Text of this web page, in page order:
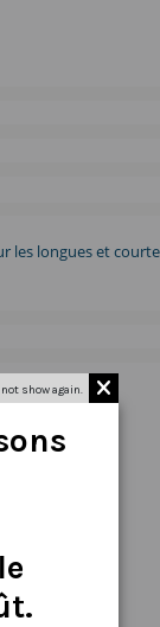
longues et
not show again.
le
.